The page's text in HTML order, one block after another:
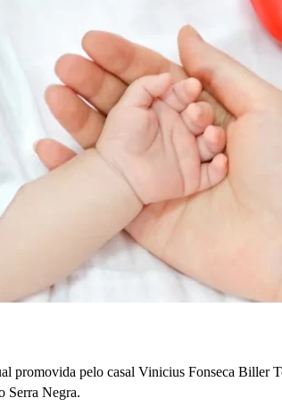
promovida pelo casal Vinicius Fonseca Biller
Serra Negra.